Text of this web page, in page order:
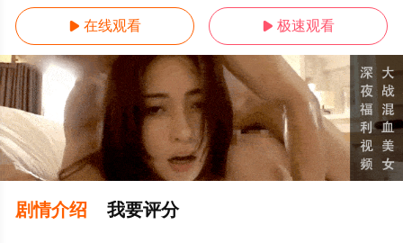
 在线观看  极速观看
剧情介绍 我要评分